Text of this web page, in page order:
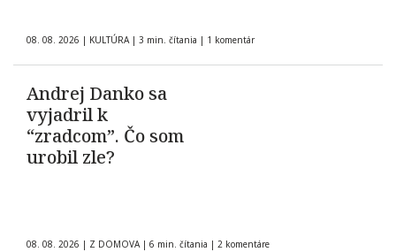
08. 08. 2026 | KULTÚRA | 3 min. čítania | 1 komentár
Andrej Danko sa
vyjadril k
“zradcom”. Čo som
urobil zle?
08. 08. 2026 | Z DOMOVA | 6 min. čítania | 2 komentáre